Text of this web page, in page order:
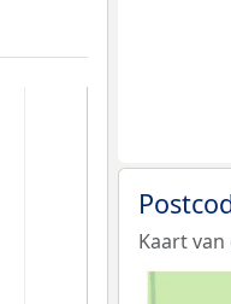
Kaart